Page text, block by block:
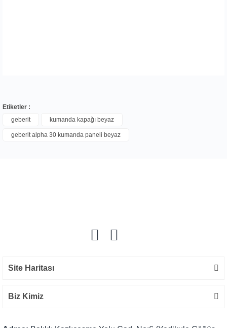
Bu ürüne ilk yorumu siz yapın!
Etiketler :
geberit
kumanda kapağı beyaz
geberit alpha 30 kumanda paneli beyaz
Site Haritası
Biz Kimiz